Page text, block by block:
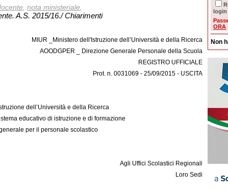
nota ministeriale
A.S. 2015/16./ Chiarimenti
MIUR _Ministero dell'Istruzione dell’Università e della Ricerca
AOODGPER _ Direzione Generale Personale della Scuola
REGISTRO UFFICIALE
Prot. n. 0031069 - 25/09/2015 - USCITA
dell’Università e della Ricerca
educativo di istruzione e di formazione
per il personale scolastico
Agli Uffici Scolastici Regionali
Loro Sedi
login
ORA
Non